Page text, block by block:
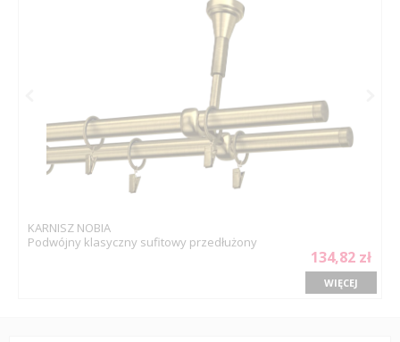
KARNISZ NOBIA
Podwójny klasyczny sufitowy przedłużony
134,82 zł
WIĘCEJ